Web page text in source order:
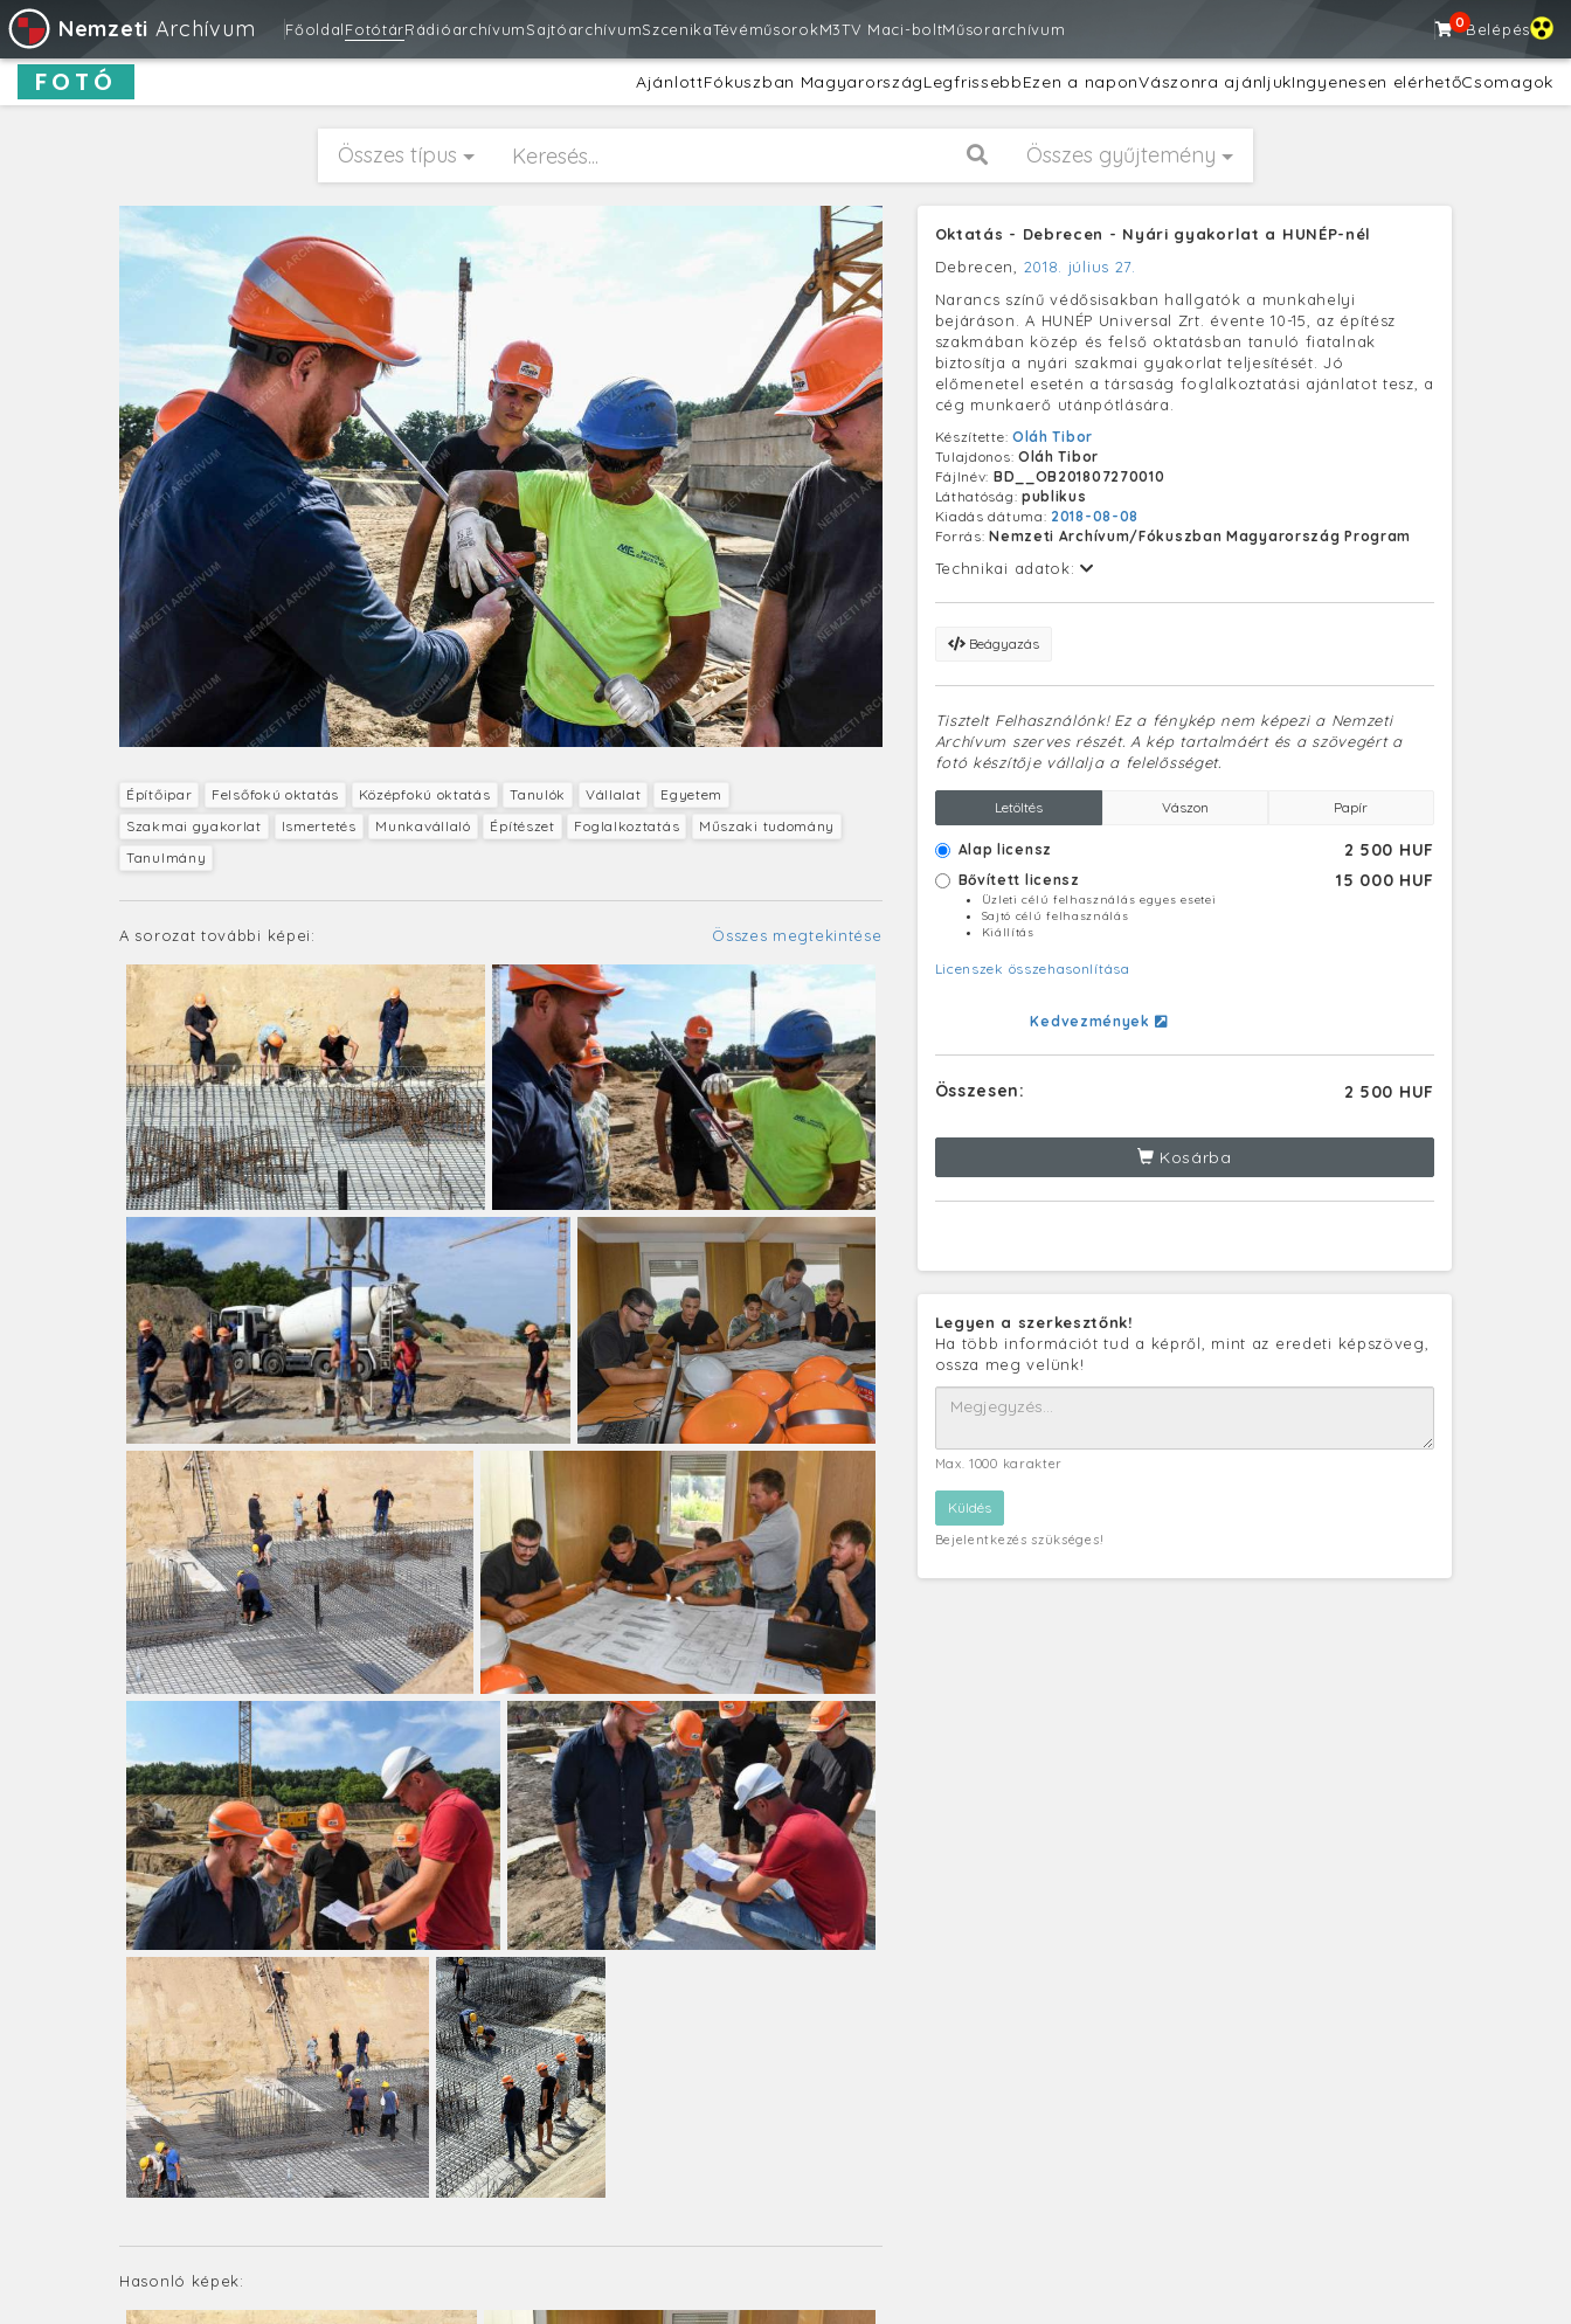
Nemzeti Archívum FőoldalFotótárRádióarchívumSajtóarchívumSzcenikaTévéműsorokM3TV Maci-boltMűsorarchívum 0Belépés
FOTÓ AjánlottFókuszban MagyarországLegfrissebbEzen a naponVászonra ajánljukIngyenesen elérhetőCsomagok
Összes típus Összes gyűjtemény
Építőipar Felsőfokú oktatás Középfokú oktatás Tanulók Vállalat
Egyetem
Szakmai gyakorlat
Ismertetés Munkavállaló Építészet Foglalkoztatás
Műszaki tudomány
Tanulmány
A sorozat további képei: Összes megtekintése
Hasonló képek:
Oktatás - Debrecen - Nyári gyakorlat a HUNÉP-nél
Debrecen, 2018. július 27.
Narancs színű védősisakban hallgatók a munkahelyi
bejáráson. A HUNÉP Universal Zrt. évente 10-15, az építész
szakmában közép és felső oktatásban tanuló fiatalnak
biztosítja a nyári szakmai gyakorlat teljesítését. Jó
előmenetel esetén a társaság foglalkoztatási ajánlatot tesz, a
cég munkaerő utánpótlására.
Készítette: Oláh Tibor
Tulajdonos: Oláh Tibor
Fájlnév: BD__OB201807270010
Láthatóság: publikus
Kiadás dátuma: 2018-08-08
Forrás:Nemzeti Archívum/Fókuszban Magyarország Program
Technikai adatok:
Beágyazás
Tisztelt Felhasználónk! Ez a fénykép nem képezi a Nemzeti
Archívum szerves részét. A kép tartalmáért és a szövegért a
fotó készítője vállalja a felelősséget.
Letöltés Vászon Papír
Alap licensz 2 500 HUF
Bővített licensz 15 000 HUF
Üzleti célú felhasználás egyes esetei
Sajtó célú felhasználás
Kiállítás
Licenszek összehasonlítása
Kedvezmények
Összesen: 2 500 HUF
Kosárba
Legyen a szerkesztőnk!
Ha több információt tud a képről, mint az eredeti képszöveg,
ossza meg velünk!
Max. 1000 karakter
Bejelentkezés szükséges!